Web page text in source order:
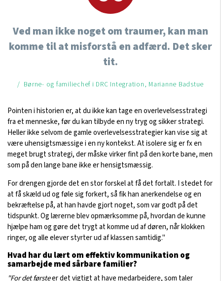
Ved man ikke noget om traumer, kan man
komme til at misforstå en adfærd. Det sker
tit.
/ Børne- og familiechef i DRC Integration, Marianne Badstue
Pointen i historien er, at du ikke kan tage en overlevelsesstrategi
fra et menneske, før du kan tilbyde en ny tryg og sikker strategi.
Heller ikke selvom de gamle overlevelsesstrategier kan vise sig at
være uhensigtsmæssige i en ny kontekst. At isolere sig er fx en
meget brugt strategi, der måske virker fint på den korte bane, men
som på den lange bane ikke er hensigtsmæssig.
For drengen gjorde det en stor forskel at få det fortalt. I stedet for
at få skæld ud og føle sig forkert, så fik han anerkendelse og en
bekræftelse på, at han havde gjort noget, som var godt på det
tidspunkt. Og lærerne blev opmærksomme på, hvordan de kunne
hjælpe ham og gøre det trygt at komme ud af døren, når klokken
ringer, og alle elever styrter ud af klassen samtidig."
Hvad har du lært om effektiv kommunikation og
samarbejde med sårbare familier?
"For det førsteer det vigtigt at have medarbejdere, som taler